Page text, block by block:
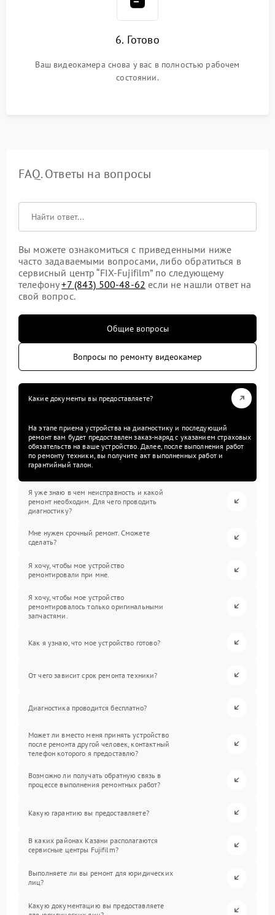
6. Готово
Ваш видеокамера снова у вас в полностью рабочем
состоянии.
FAQ. Ответы на вопросы
Вы можете ознакомиться с приведенными ниже
часто задаваемыми вопросами, либо обратиться в
сервисный центр “FIX-Fujifilm” по следующему
телефону+7 (843) 500-48-62 если не нашли ответ на
свой вопрос.
Общие вопросы
Вопросы по ремонту видеокамер
Какие документы вы предоставляете?
На этапе приема устройства на диагностику и последующий
ремонт вам будет предоставлен заказ-наряд с указанием страховых
обязательств на ваше устройство. Далее, после выполнения работ
по ремонту техники, вы получите акт выполненных работ и
гарантийный талон.
Я уже знаю в чем неисправность и какой
ремонт необходим. Для чего проводить
диагностику?
Мне нужен срочный ремонт. Сможете
сделать?
Я хочу, чтобы мое устройство
ремонтировали при мне.
Я хочу, чтобы мое устройство
ремонтировалось только оригинальными
запчастями.
Как я узнаю, что мое устройство готово?
От чего зависит срок ремонта техники?
Диагностика проводится бесплатно?
Может ли вместо меня принять устройство
после ремонта другой человек, контактный
телефон которого я предоставлю?
Возможно ли получать обратную связь в
процессе выполнения ремонтных работ?
Какую гарантию вы предоставляете?
В каких районах Казани располагаются
сервисные центры Fujifilm?
Выполняете ли вы ремонт для юридических
лиц?
Какую документацию вы предоставляете